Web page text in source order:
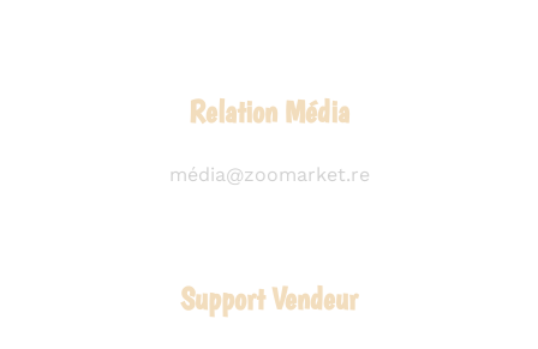
Relation Média
média@zoomarket.re
Support Vendeur